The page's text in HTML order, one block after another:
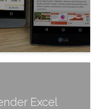
Excel